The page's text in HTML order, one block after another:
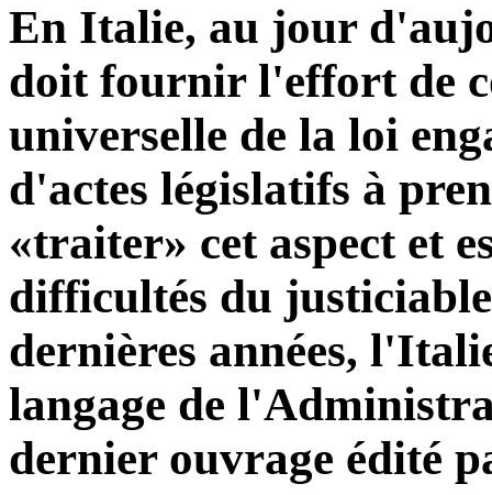
En Italie, au jour
doit fournir l'effort de
universelle de la loi
d'actes législatifs à
«traiter» cet aspect et
difficultés du
dernières années,
langage de
dernier ouvrage édité